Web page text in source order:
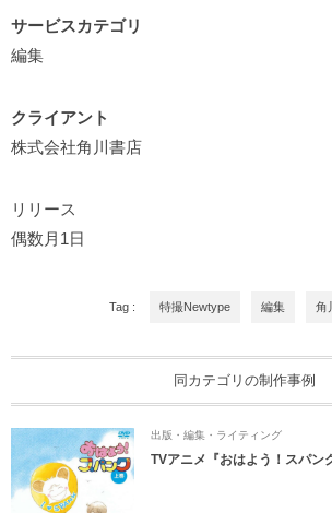
サービスカテゴリ
編集
クライアント
株式会社角川書店
リリース
偶数月1日
Tag : 特撮Newtype 編集 角
同カテゴリの制作事例
出版・編集・ライティング
TVアニメ『おはよう！スパ